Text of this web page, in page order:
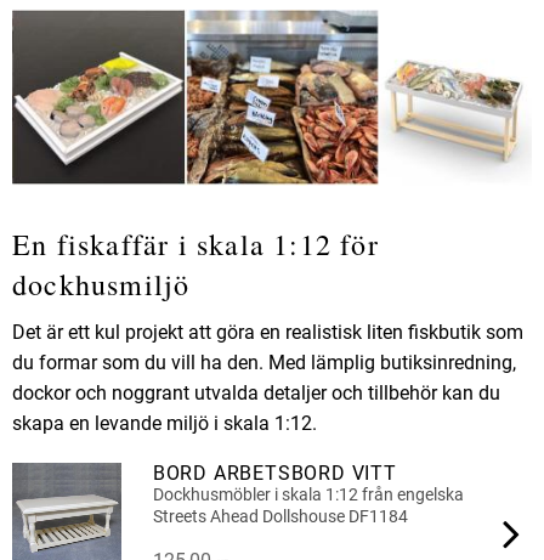
En fiskaffär i skala 1:12 för
dockhusmiljö
Det är ett kul projekt att göra en realistisk liten fiskbutik som
du formar som du vill ha den. Med lämplig butiksinredning,
dockor och noggrant utvalda detaljer och tillbehör kan du
skapa en levande miljö i skala 1:12.
BORD ARBETSBORD VITT
Dockhusmöbler i skala 1:12 från engelska
Streets Ahead Dollshouse DF1184